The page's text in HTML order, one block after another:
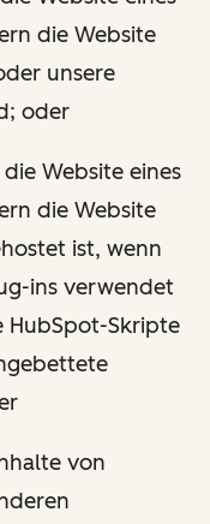
die Website
unsere
oder
Website eines
die Website
ist, wenn
ins verwendet
HubSpot-Skripte
von